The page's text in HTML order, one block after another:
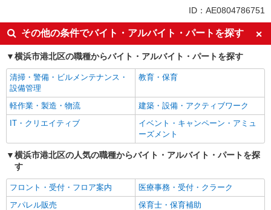
入社日応相談
即日勤務OK
友達と応募OK
職場見学OKまたは説明会あり
未経験歓迎
経験者・有資格者歓迎
女性活躍中
主婦・主夫歓迎
フリーター歓迎
学歴不問
ブランクOK
ミドル（40代～）活躍中
昇給あり
禁煙・分煙
バイク通勤OK
自転車通勤OK
副業・WワークOK
転勤なし
交通費支給
社会保険あり
ID：AE0804786751
その他の条件でバイト・アルバイト・パートを探す
横浜市港北区の職種からバイト・アルバイト・パートを探す
清掃・警備・ビルメンテナンス・
設備管理
教育・保育
軽作業・製造・物流
建築・設備・アクティブワーク
IT・クリエイティブ
イベント・キャンペーン・アミュ
ーズメント
横浜市港北区の人気の職種からバイト・アルバイト・パートを探
す
フロント・受付・フロア案内
医療事務・受付・クラーク
アパレル販売
保育士・保育補助